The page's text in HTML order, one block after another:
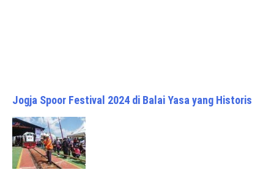
Jogja Spoor Festival 2024 di Balai Yasa yang Historis